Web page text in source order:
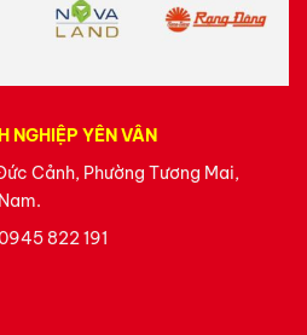
NGHIỆP YÊN VÂN
Cảnh, Phường Tương Mai,
822 191